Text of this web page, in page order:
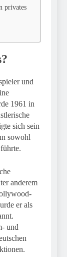
privates
und
1961 in
sich sein
sowohl
anderem
er als
und